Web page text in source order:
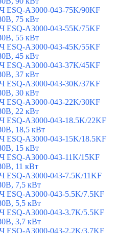
ESQ-A3000-043-75K/90KF
75 кВт
ESQ-A3000-043-55K/75KF
55 кВт
ESQ-A3000-043-45K/55KF
45 кВт
ESQ-A3000-043-37K/45KF
37 кВт
ESQ-A3000-043-30K/37KF
30 кВт
ESQ-A3000-043-22K/30KF
22 кВт
ESQ-A3000-043-18.5K/22KF
18,5 кВт
ESQ-A3000-043-15K/18.5KF
15 кВт
ESQ-A3000-043-11K/15KF
11 кВт
ESQ-A3000-043-7.5K/11KF
7,5 кВт
ESQ-A3000-043-5.5K/7.5KF
5,5 кВт
ESQ-A3000-043-3.7K/5.5KF
3,7 кВт
ESQ-A3000-043-2.2K/3.7KF